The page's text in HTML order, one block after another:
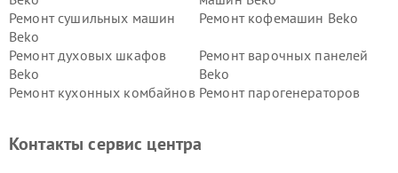
Ремонт сушильных машин
Beko
Ремонт кофемашин Beko
Ремонт духовых шкафов
Beko
Ремонт варочных панелей
Beko
Ремонт кухонных комбайнов Ремонт парогенераторов
Ремонт холодильников Beko Ремонт морозильных камер
Контакты сервис центра